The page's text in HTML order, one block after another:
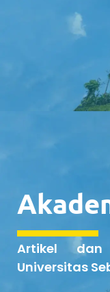
Artikel
Universitas